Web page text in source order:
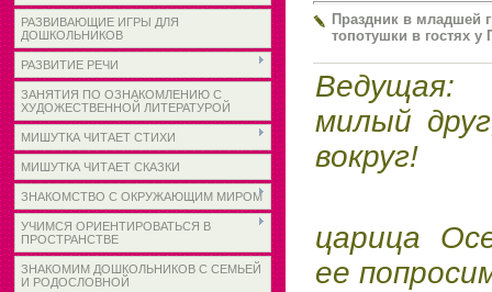
РАЗВИВАЮЩИЕ ИГРЫ ДЛЯ
ДОШКОЛЬНИКОВ
РАЗВИТИЕ РЕЧИ
ЗАНЯТИЯ ПО ОЗНАКОМЛЕНИЮ С
ХУДОЖЕСТВЕННОЙ ЛИТЕРАТУРОЙ
МИШУТКА ЧИТАЕТ СТИХИ
МИШУТКА ЧИТАЕТ СКАЗКИ
ЗНАКОМСТВО С ОКРУЖАЮЩИМ МИРОМ
УЧИМСЯ ОРИЕНТИРОВАТЬСЯ В
ПРОСТРАНСТВЕ
ЗНАКОМИМ ДОШКОЛЬНИКОВ С СЕМЬЕЙ
И РОДОСЛОВНОЙ
Праздник в младшей
топотушки в гостях у
Ведущая:
милый
вокруг!
царица
ее